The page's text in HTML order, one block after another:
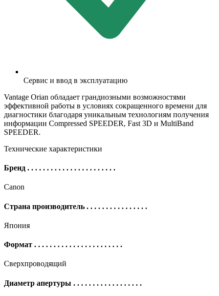
Сервис и ввод в эксплуатацию
Vantage Orian обладает грандиозными возможностями
эффективной работы в условиях сокращенного времени для
диагностики благодаря уникальным технологиям получения
информации Compressed SPEEDER, Fast 3D и MultiBand
SPEEDER.
Технические характеристики
Бренд . . . . . . . . . . . . . . . . . . . . . . .
Canon
Страна производитель . . . . . . . . . . . . . . . .
Япония
Формат . . . . . . . . . . . . . . . . . . . . . . .
Сверхпроводящий
Диаметр апертуры . . . . . . . . . . . . . . . . . .